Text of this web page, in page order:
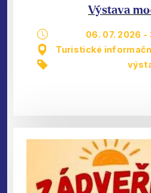
Výstava
06. 07. 2026 -
Turistické